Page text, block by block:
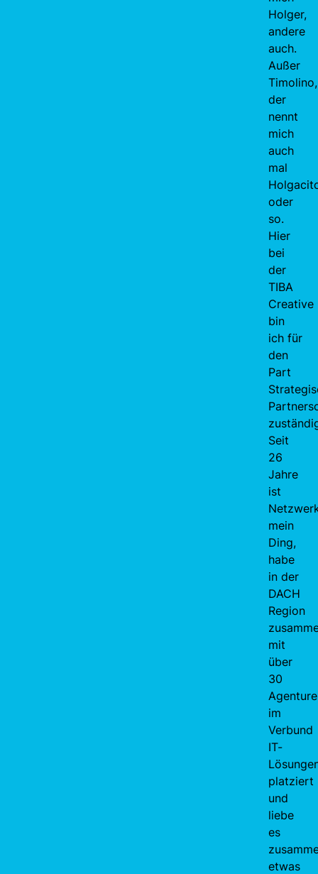
Holger,
andere
auch.
Außer
Timolino,
der
nennt
mich
auch
mal
oder
so.
Hier
bei
der
TIBA
Creative
bin
ich für
den
Part
Seit
26
Jahre
ist
mein
Ding,
habe
in der
DACH
Region
mit
über
30
im
Verbund
IT-
platziert
und
liebe
es
etwas